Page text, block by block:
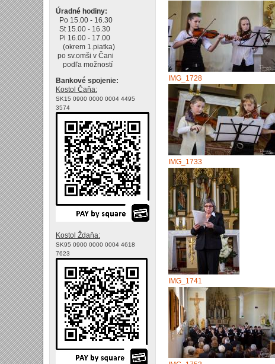
IMG_1728
IMG_1733
IMG_1741
Úradné hodiny:
Po 15.00 - 16.30
St 15.00 - 16.30
Pi 16.00 - 17.00
(okrem 1.piatka)
po sv.omši v Čani
podľa možností
Bankové spojenie:
Kostol Čaňa:
SK15 0900 0000 0004 4495
3574
Kostol Ždaňa:
SK95 0900 0000 0004 4618
7623